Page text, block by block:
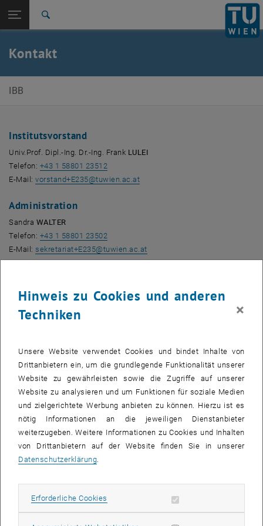
TU Login
Zurück zur letzten Ebene:
Bauwirtschaft
Kontakt
Kontakt
IBB
Institutsvorstand
Univ.Prof. Dipl.-Ing. Dr.-Ing. Frank LULEI
Telefon: +43 1 58801 23512
E-Mail:vorstand+E235@tuwien.ac.at
Administration
Sandra WALTER
Telefon: +43 1 58801 23502
E-Mail:sekretariat+E235@tuwien.ac.at
E-Mail:gabriele.vrbatka @tuwien.ac.at
Institutsanschrift
TU Wien
Karlsplatz 13/E235
A-1040 Wien
+43 1 58801 23502
Zugang über:
Hauptgebäude, Stiege 2, Hochparterre
Bankgeschäfte
Hinweis zu Cookies und anderen
Techniken
×
Unsere Website verwendet Cookies und bindet Inhalte von
Drittanbietern ein, um die grundlegende Funktionalität unserer
Website zu gewährleisten sowie die Zugriffe auf unserer
Website zu analysieren und um Funktionen für soziale Medien
und zielgerichtete Werbung anbieten zu können. Hierzu ist es
nötig Informationen an die jeweiligen Dienstanbieter
weiterzugeben. Weitere Informationen zu Cookies und Inhalten
von Drittanbietern auf der Website finden Sie in unserer
Datenschutzerklärung
Erforderliche Cookies Erforderliche Cookies zulassen